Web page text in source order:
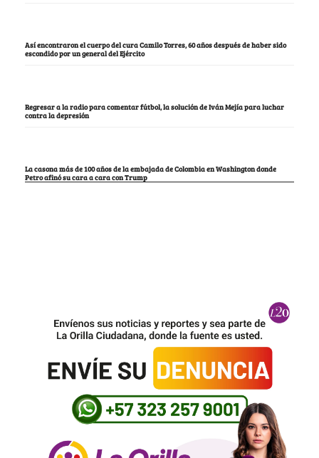
Así encontraron el cuerpo del cura Camilo Torres, 60 años después de haber sido
escondido por un general del Ejército
Regresar a la radio para comentar fútbol, la solución de Iván Mejía para luchar
contra la depresión
La casona más de 100 años de la embajada de Colombia en Washington donde
Petro afinó su cara a cara con Trump